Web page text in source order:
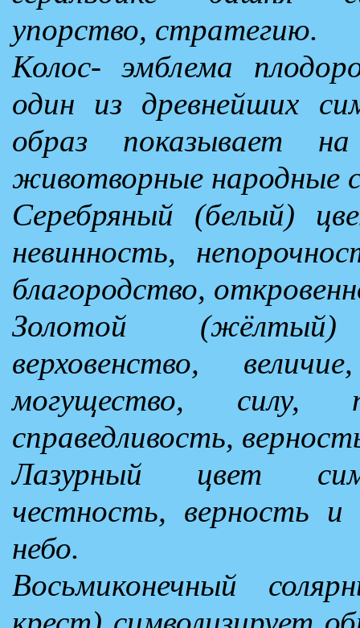
упорство, стратегию.
Колос- эмблема
один из древнейших
образ показывает
животворные народные
Серебряный (белый)
невинность,
благородство,
Золотой (жёлтый)
верховенство,
могущество, силу,
справедливость,
Лазурный цвет
честность, верность и
небо.
Восьмиконечный